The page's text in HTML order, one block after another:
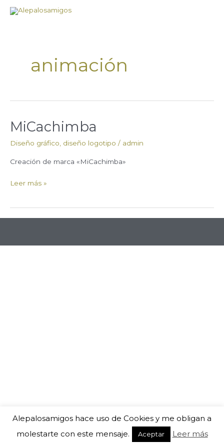
animación
MiCachimba
Diseño gráfico diseño logotipo / admin
Creación de marca «MiCachimba»
MiCachimba
Leer más »
Alepalosamigos hace uso de Cookies y me obligan a
molestarte con este mensaje.
Aceptar Leer más